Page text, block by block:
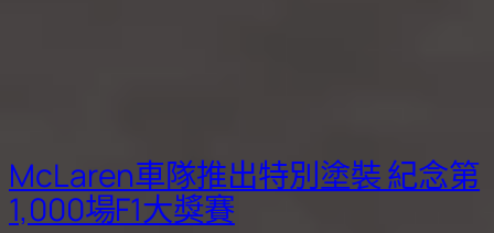
McLaren車隊推出特別塗裝 紀念第
1,000場F1大獎賽